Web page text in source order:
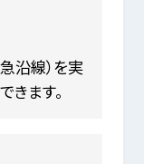
沿線）を実
ます。